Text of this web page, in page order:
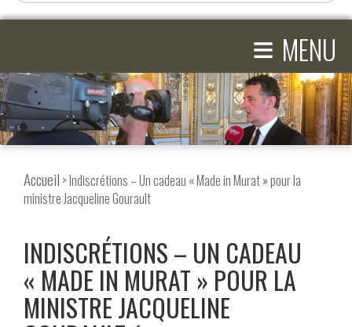
≡ MENU
COMPRENDRE LE SÉNAT
Accueil > Indiscrétions – Un cadeau « Made in Murat » pour la
ministre Jacqueline Gourault
INDISCRÉTIONS – UN CADEAU
« MADE IN MURAT » POUR LA
MINISTRE JACQUELINE